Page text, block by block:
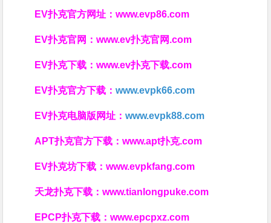
EV扑克官方网址：www.evp86.com
EV扑克官网：www.ev扑克官网.com
EV扑克下载：www.ev扑克下载.com
EV扑克官方下载：www.evpk66.com
EV扑克电脑版网址：www.evpk88.com
APT扑克官方下载：www.apt扑克.com
EV扑克坊下载：www.evpkfang.com
天龙扑克下载：www.tianlongpuke.com
EPCP扑克下载：www.epcpxz.com